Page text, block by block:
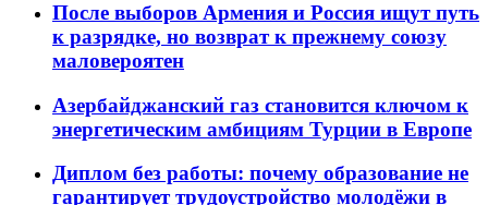
После выборов Армения и Россия ищут путь
к разрядке, но возврат к прежнему союзу
маловероятен
Азербайджанский газ становится ключом к
энергетическим амбициям Турции в Европе
Диплом без работы: почему образование не
гарантирует трудоустройство молодёжи в